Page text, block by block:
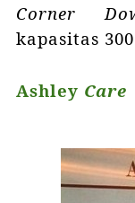
Corner
kapasitas
Ashley Care